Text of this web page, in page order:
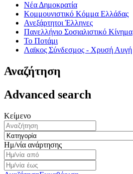
Νέα Δημοκρατία
Κομμουνιστικό Κόμμα Ελλάδας
Ανεξάρτητοι Έλληνες
Πανελλήνιο Σοσιαλιστικό Κίνημα
Το Ποτάμι
Λαϊκος Σύνδεσμος - Χρυσή Αυγή
Αναζήτηση
Advanced search
Κείμενο
Κατηγορία
Ημ/νία ανάρτησης